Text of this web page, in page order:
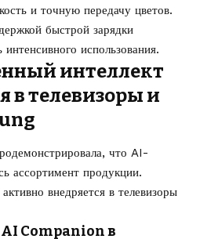
и точную передачу цветов.
быстрой зарядки
использования.
интеллект
в телевизоры и
что AI-
ассортимент продукции.
внедряется в телевизоры
Companion в